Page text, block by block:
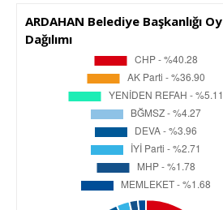
ARDAHAN Belediye Başkanlığı Oy
Dağılımı